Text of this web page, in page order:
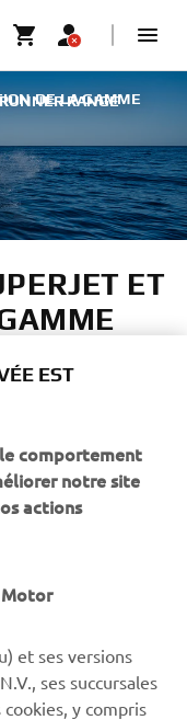
RANGE
DE LA GAMME
ET
y a 65 ans, nous
pilote ou
à outils », afin de
joie, excitation et
révolutionné notre
Sautez les
familles GP et VX
FX et EX !
EST
comportement
notre site
actions
Motor
et ses versions
ses succursales
y compris